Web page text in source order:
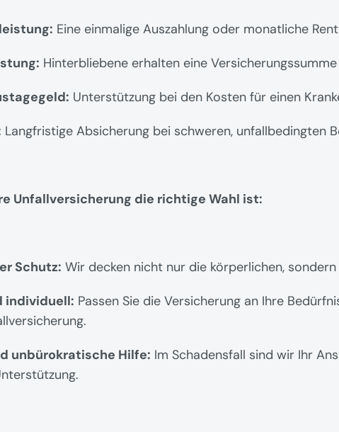
Eine einmalige Auszahlung oder monatliche
Hinterbliebene erhalten eine
Unterstützung bei den Kosten für einen
Langfristige Absicherung bei schweren, unfallbedingten
Unfallversicherung die richtige Wahl ist:
Schutz: Wir decken nicht nur die körperlichen,
individuell: Passen Sie die Versicherung an Ihre
unbürokratische Hilfe: Im Schadensfall sind wir Ihr